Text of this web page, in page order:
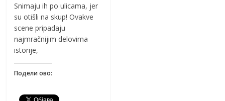
Snimaju ih po ulicama, jer
su otišli na skup! Ovakve
scene pripadaju
najmračnijim delovima
istorije,
Подели ово: